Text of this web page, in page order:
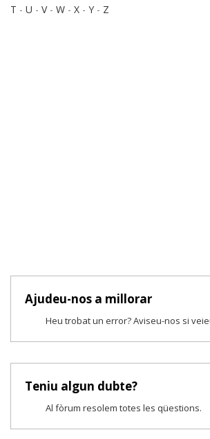
T - U - V- W - X - Y - Z
Ajudeu-nos a millorar
Heu trobat un error? Aviseu-nos si
Teniu algun dubte?
Al fòrum resolem totes les qüestions.